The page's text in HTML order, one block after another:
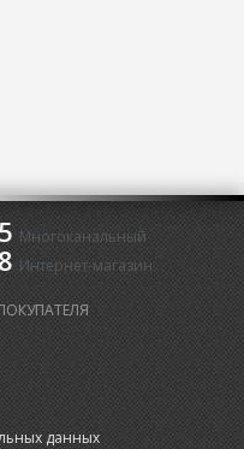
Многоканальный
Интернет-магазин
данных